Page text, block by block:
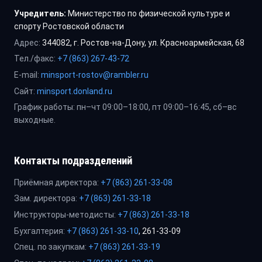
Учредитель: Министерство по физической культуре и
спорту Ростовской области
Адрес: 344082, г. Ростов-на-Дону, ул. Красноармейская, 68
Тел./факс: +7 (863) 267-43-72
E-mail: minsport-rostov@rambler.ru
Сайт: minsport.donland.ru
График работы: пн–чт 09:00–18:00, пт 09:00–16:45, сб–вс
выходные.
Контакты подразделений
Приёмная директора: +7 (863) 261-33-08
Зам. директора: +7 (863) 261-33-18
Инструкторы-методисты: +7 (863) 261-33-18
Бухгалтерия: +7 (863) 261-33-10, 261-33-09
Спец. по закупкам: +7 (863) 261-33-19